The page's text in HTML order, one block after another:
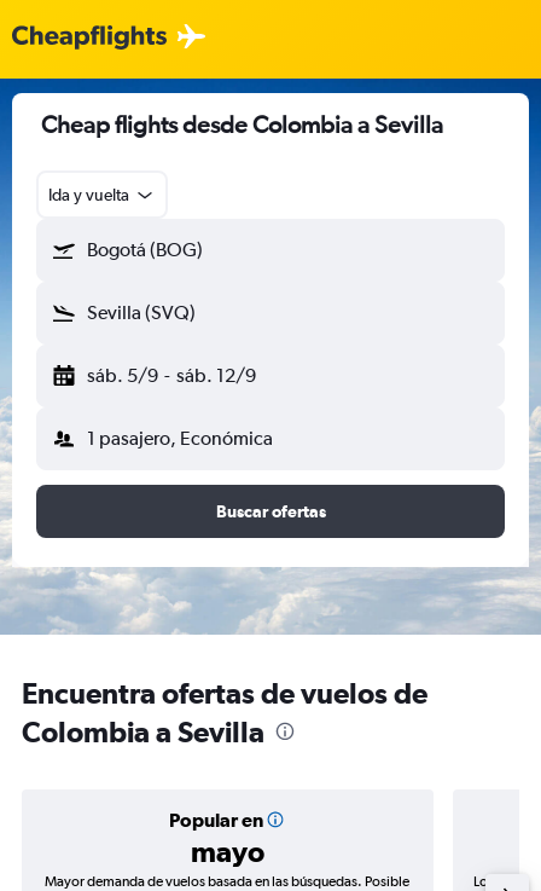
Cheap flights desde Colombia a Sevilla
Ida y vuelta
Bogotá (BOG)
Sevilla (SVQ)
sáb. 5/9 - sáb. 12/9
1 pasajero, Económica
Buscar ofertas
Encuentra ofertas de vuelos de
Colombia a Sevilla
Popular en
mayo
Mayor demanda de vuelos basada en las búsquedas. Posible
Los